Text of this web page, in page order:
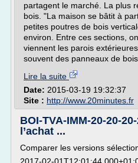
partagent le marché. La plus
bois. "La maison se bâtit à
petites poutres de bois
environ. Entre ces sections,
viennent les parois
souvent des panneaux de
Lire la suite
Date: 2015-03-19 19:32:37
Site : http://www.20minutes.fr
BOI-TVA-IMM-20-20-
l’achat ...
Comparer les versions